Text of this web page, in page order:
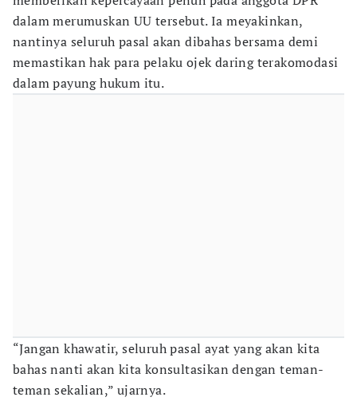
dalam merumuskan UU tersebut. Ia meyakinkan,
nantinya seluruh pasal akan dibahas bersama demi
memastikan hak para pelaku ojek daring terakomodasi
dalam payung hukum itu.
“Jangan khawatir, seluruh pasal ayat yang akan kita
bahas nanti akan kita konsultasikan dengan teman-
teman sekalian,” ujarnya.